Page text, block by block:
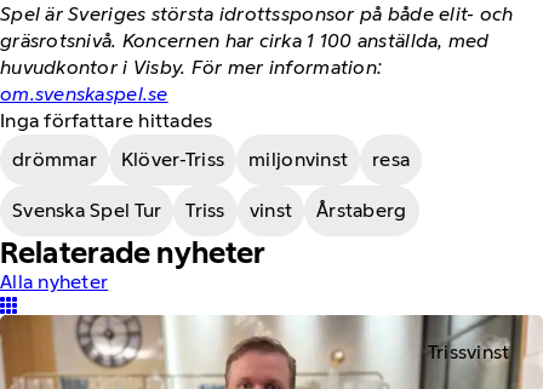
Spel är Sveriges största idrottssponsor på både elit- och
gräsrotsnivå. Koncernen har cirka 1 100 anställda, med
huvudkontor i Visby. För mer information:
om.svenskaspel.se
Inga författare hittades
drömmar
Klöver-Triss miljonvinst resa
Svenska Spel Tur Triss vinst Årstaberg
Relaterade nyheter
Alla nyheter
Trissvinst